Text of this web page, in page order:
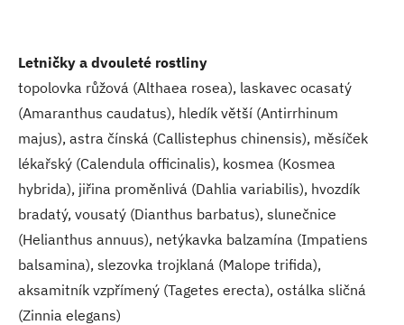
Letničky a dvouleté rostliny
topolovka růžová (Althaea rosea), laskavec ocasatý
(Amaranthus caudatus), hledík větší (Antirrhinum
majus), astra čínská (Callistephus chinensis), měsíček
lékařský (Calendula officinalis), kosmea (Kosmea
hybrida), jiřina proměnlivá (Dahlia variabilis), hvozdík
bradatý, vousatý (Dianthus barbatus), slunečnice
(Helianthus annuus), netýkavka balzamína (Impatiens
balsamina), slezovka trojklaná (Malope trifida),
aksamitník vzpřímený (Tagetes erecta), ostálka sličná
(Zinnia elegans)